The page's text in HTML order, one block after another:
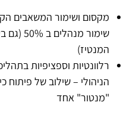
מקסום ושימור המשאבים
שימור
המנטיז)
רלוונטיות וספציפיות
הניהולי – שילוב של פיתוח
"מנטור" אחד